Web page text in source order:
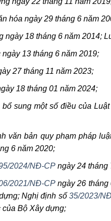
hóa ngày 29 tháng 6 năm
ngày 18 tháng 6 năm 2014;
13 tháng 6 năm 2019;
27 tháng 11 năm 2023;
18 tháng 01 năm 2024;
sung một số điều của
văn bản quy phạm pháp
6 năm 2020;
2024/NĐ-CP ngày 24 tháng
2021/NĐ-CP ngày 26 tháng
Nghị định số 35/2023/
Bộ Xây dựng;